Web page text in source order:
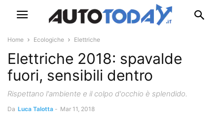
Home Ecologiche Elettriche
Elettriche 2018: spavalde
fuori, sensibili dentro
Rispettano l'ambiente e il colpo d'occhio è splendido.
Da Luca Talotta - Mar 11, 2018